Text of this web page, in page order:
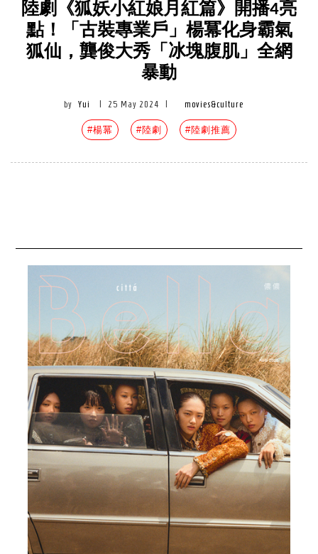
陸劇《狐妖小紅娘月紅篇》開播4亮
點！「古裝專業戶」楊冪化身霸氣
狐仙，龔俊大秀「冰塊腹肌」全網
暴動
by Yui 25 May 2024 movies&culture
#楊冪 #陸劇 #陸劇推薦